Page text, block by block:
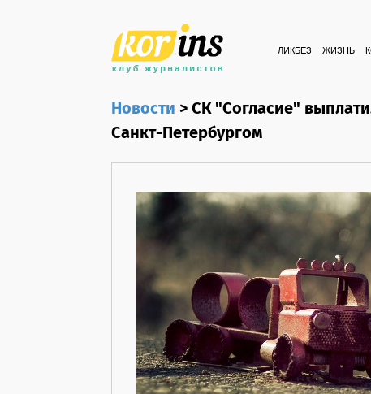
ЛИКБЕЗ ЖИЗНЬ
Новости>СК "Согласие"
Санкт-Петербургом